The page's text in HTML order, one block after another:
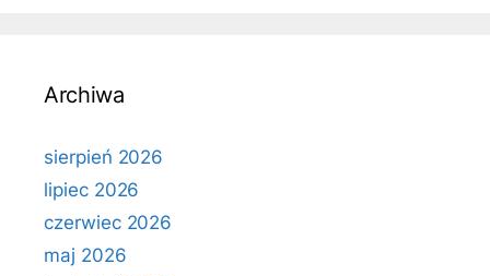
Archiwa
sierpień 2026
lipiec 2026
czerwiec 2026
maj 2026